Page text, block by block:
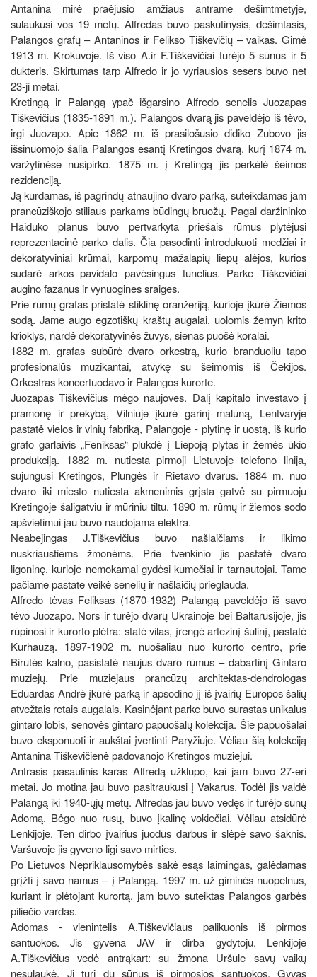
Antanina mirė praėjusio amžiaus antrame dešimtmetyje,
sulaukusi vos 19 metų. Alfredas buvo paskutinysis, dešimtasis,
Palangos grafų – Antaninos ir Felikso Tiškevičių – vaikas. Gimė
1913 m. Krokuvoje. Iš viso A.ir F.Tiškevičiai turėjo 5 sūnus ir 5
dukteris. Skirtumas tarp Alfredo ir jo vyriausios sesers buvo net
23-ji metai.
Kretingą ir Palangą ypač išgarsino Alfredo senelis Juozapas
Tiškevičius (1835-1891 m.). Palangos dvarą jis paveldėjo iš tėvo,
irgi Juozapo. Apie 1862 m. iš prasilošusio didiko Zubovo jis
išsinuomojo šalia Palangos esantį Kretingos dvarą, kurį 1874 m.
varžytinėse nusipirko. 1875 m. į Kretingą jis perkėlė šeimos
rezidenciją.
Ją kurdamas, iš pagrindų atnaujino dvaro parką, suteikdamas jam
prancūziškojo stiliaus parkams būdingų bruožų. Pagal daržininko
Haiduko planus buvo pertvarkyta priešais rūmus plytėjusi
reprezentacinė parko dalis. Čia pasodinti introdukuoti medžiai ir
dekoratyviniai krūmai, karpomų mažalapių liepų alėjos, kurios
sudarė arkos pavidalo pavėsingus tunelius. Parke Tiškevičiai
augino fazanus ir vynuogines sraiges.
Prie rūmų grafas pristatė stiklinę oranžeriją, kurioje įkūrė Žiemos
sodą. Jame augo egzotiškų kraštų augalai, uolomis žemyn krito
krioklys, nardė dekoratyvinės žuvys, sienas puošė koralai.
1882 m. grafas subūrė dvaro orkestrą, kurio branduoliu tapo
profesionalūs muzikantai, atvykę su šeimomis iš Čekijos.
Orkestras koncertuodavo ir Palangos kurorte.
Juozapas Tiškevičius mėgo naujoves. Dalį kapitalo investavo į
pramonę ir prekybą, Vilniuje įkūrė garinį malūną, Lentvaryje
pastatė vielos ir vinių fabriką, Palangoje - plytinę ir uostą, iš kurio
grafo garlaivis „Feniksas“ plukdė į Liepoją plytas ir žemės ūkio
produkciją. 1882 m. nutiesta pirmoji Lietuvoje telefono linija,
sujungusi Kretingos, Plungės ir Rietavo dvarus. 1884 m. nuo
dvaro iki miesto nutiesta akmenimis grįsta gatvė su pirmuoju
Kretingoje šaligatviu ir mūriniu tiltu. 1890 m. rūmų ir žiemos sodo
apšvietimui jau buvo naudojama elektra.
Neabejingas J.Tiškevičius buvo našlaičiams ir likimo
nuskriaustiems žmonėms. Prie tvenkinio jis pastatė dvaro
ligoninę, kurioje nemokamai gydėsi kumečiai ir tarnautojai. Tame
pačiame pastate veikė senelių ir našlaičių prieglauda.
Alfredo tėvas Feliksas (1870-1932) Palangą paveldėjo iš savo
tėvo Juozapo. Nors ir turėjo dvarų Ukrainoje bei Baltarusijoje, jis
rūpinosi ir kurorto plėtra: statė vilas, įrengė artezinį šulinį, pastatė
Kurhauzą. 1897-1902 m. nuošaliau nuo kurorto centro, prie
Birutės kalno, pasistatė naujus dvaro rūmus – dabartinį Gintaro
muziejų. Prie muziejaus prancūzų architektas-dendrologas
Eduardas Andrė įkūrė parką ir apsodino jį iš įvairių Europos šalių
atvežtais retais augalais. Kasinėjant parke buvo surastas unikalus
gintaro lobis, senovės gintaro papuošalų kolekcija. Šie papuošalai
buvo eksponuoti ir aukštai įvertinti Paryžiuje. Vėliau šią kolekciją
Antanina Tiškevičienė padovanojo Kretingos muziejui.
Antrasis pasaulinis karas Alfredą užklupo, kai jam buvo 27-eri
metai. Jo motina jau buvo pasitraukusi į Vakarus. Todėl jis valdė
Palangą iki 1940-ųjų metų. Alfredas jau buvo vedęs ir turėjo sūnų
Adomą. Bėgo nuo rusų, buvo įkalinę vokiečiai. Vėliau atsidūrė
Lenkijoje. Ten dirbo įvairius juodus darbus ir slėpė savo šaknis.
Varšuvoje jis gyveno ligi savo mirties.
Po Lietuvos Nepriklausomybės sakė esąs laimingas, galėdamas
grįžti į savo namus – į Palangą. 1997 m. už giminės nuopelnus,
kuriant ir plėtojant kurortą, jam buvo suteiktas Palangos garbės
piliečio vardas.
Adomas - vienintelis A.Tiškevičiaus palikuonis iš pirmos
santuokos. Jis gyvena JAV ir dirba gydytoju. Lenkijoje
A.Tiškevičius vedė antrąkart: su žmona Uršule savų vaikų
nesulaukė. Ji turi du sūnus iš pirmosios santuokos. Gyvas